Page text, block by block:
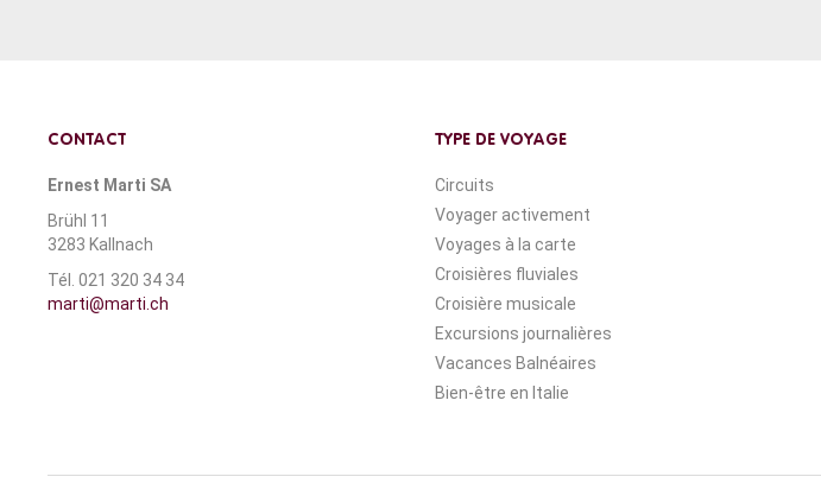
CONTACT
Ernest Marti SA
Brühl 11
3283 Kallnach
Tél. 021 320 34 34
marti@marti.ch
TYPE DE VOYAGE
Circuits
Voyager activement
Voyages à la carte
Croisières fluviales
Croisière musicale
Excursions journalières
Vacances Balnéaires
Bien-être en Italie